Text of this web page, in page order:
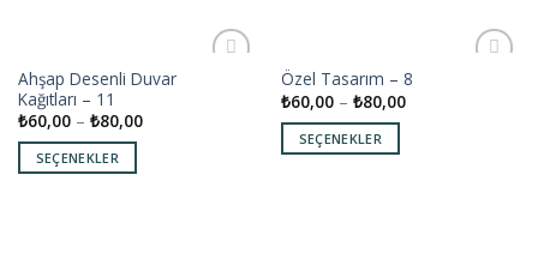
Ahşap Desenli Duvar
Kağıtları – 11
₺60,00– ₺80,00
SEÇENEKLER
Özel Tasarım – 8
₺60,00– ₺80,00
SEÇENEKLER